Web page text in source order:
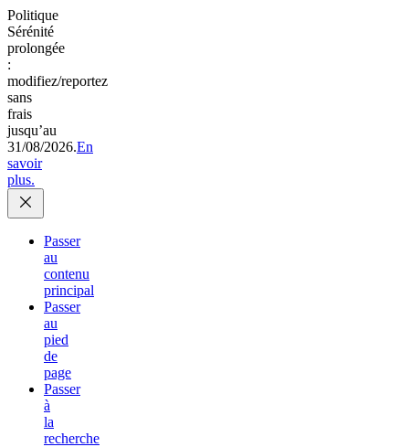
Politique
Sérénité
prolongée
:
modifiez/reportez
sans
frais
jusqu’au
31/08/2026.En
savoir
plus.
Passer
au
contenu
principal
Passer
au
pied
de
page
Passer
à
la
recherche